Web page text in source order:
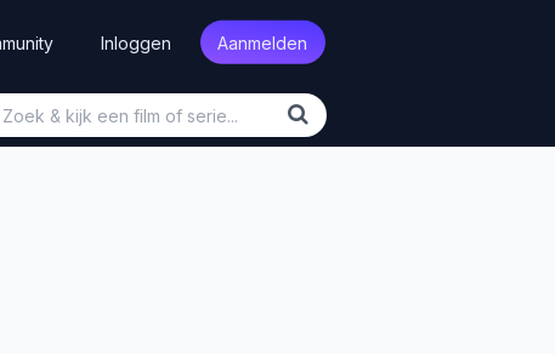
Inloggen Aanmelden